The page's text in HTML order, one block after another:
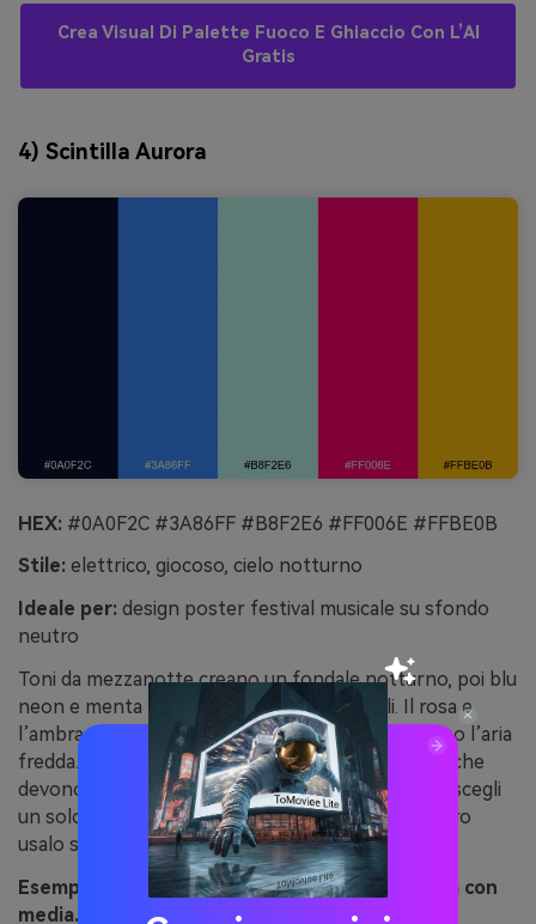
Crea Visual Di Palette Fuoco E Ghiaccio Con L’AI
Gratis
4) Scintilla Aurora
HEX: #0A0F2C #3A86FF #B8F2E6 #FF006E #FFBE0B
Stile: elettrico, giocoso, cielo notturno
Ideale per: design poster festival musicale su sfondo
neutro
Toni da mezzanotte creano un fondale notturno, poi blu
neon e menta brillano come aurore boreali. Il rosa e
l’ambra sembrano fare da luci di scena che tagliano l’aria
fredda. Usala per poster, social e branding eventi che
devono colpire senza sembrare caotici. Consiglio: scegli
un solo accento caldo principale per layout e l’altro
usalo solo per piccoli dettagli o icone.
Esempio immagine di "scintilla aurora" generata con
media.io